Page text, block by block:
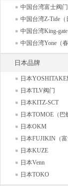
中国台湾富士阀门
中国台湾Z-Tide（
中国台湾King-gate
中国台湾Yone（春
日本品牌
日本
日本TLV阀门
日本KITZ-SCT
日本TOMOE（巴
日本OKM
日本FUJIKIN（富
日本KUZE
日本Venn
日本TOKO